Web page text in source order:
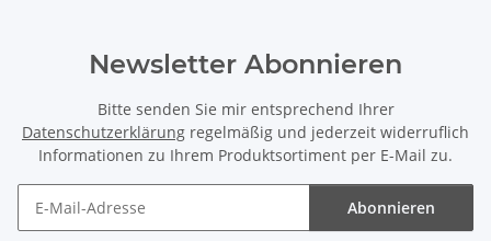
Newsletter Abonnieren
Bitte senden Sie mir entsprechend Ihrer
Datenschutzerklärung regelmäßig und jederzeit widerruflich
Informationen zu Ihrem Produktsortiment per E-Mail zu.
Abonnieren